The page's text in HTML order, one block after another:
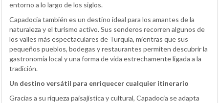
entorno a lo largo de los siglos.
Capadocia también es un destino ideal para los amantes de la
naturaleza y el turismo activo. Sus senderos recorren algunos de
los valles más espectaculares de Turquía, mientras que sus
pequeños pueblos, bodegas y restaurantes permiten descubrir la
gastronomía local y una forma de vida estrechamente ligada a la
tradición.
Un destino versátil para enriquecer cualquier itinerario
Gracias a su riqueza paisajística y cultural, Capadocia se adapta